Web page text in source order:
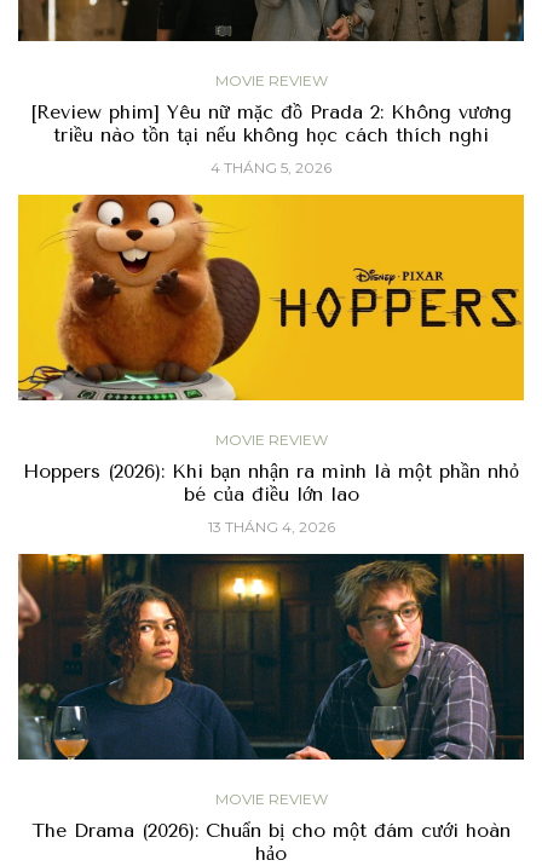
MOVIE REVIEW
[Review phim] Yêu nữ mặc đồ Prada 2: Không vương
triều nào tồn tại nếu không học cách thích nghi
4 THÁNG 5, 2026
MOVIE REVIEW
Hoppers (2026): Khi bạn nhận ra mình là một phần nhỏ
bé của điều lớn lao
13 THÁNG 4, 2026
MOVIE REVIEW
The Drama (2026): Chuẩn bị cho một đám cưới hoàn
hảo